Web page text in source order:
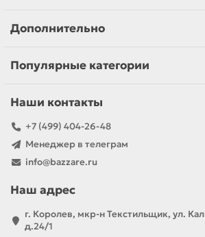
Дополнительно
Популярные категории
Наши контакты
+7 (499) 404-26-48
Менеджер в телеграм
info@bazzare.ru
Наш адрес
г. Королев, мкр-н Текстильщик, ул.
д.24/1